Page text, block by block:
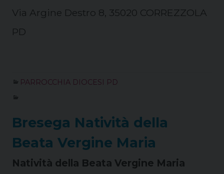
Via Argine Destro 8, 35020 CORREZZOLA
PD
PARROCCHIA DIOCESI PD
Bresega Natività della
Beata Vergine Maria
Natività della Beata Vergine Maria